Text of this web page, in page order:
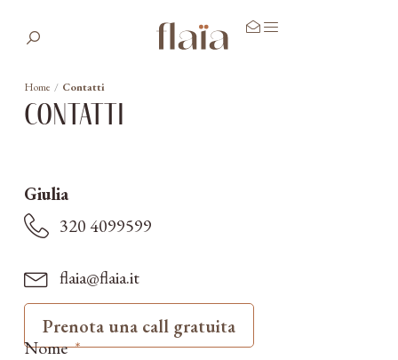
Home / Contatti
contatti
Giulia
320 4099599
flaia@flaia.it
Prenota una call gratuita
Nome